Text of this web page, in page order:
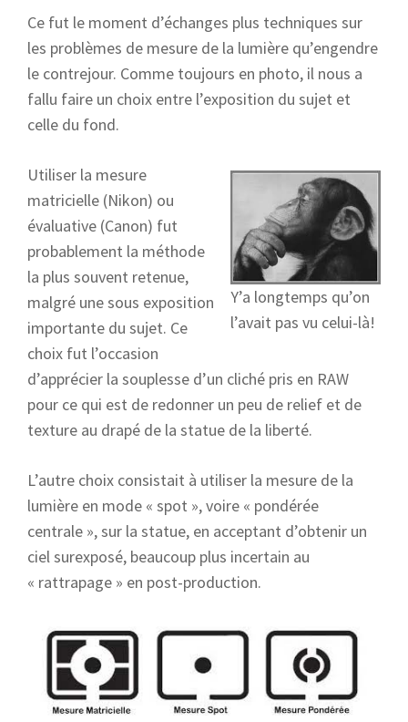
Ce fut le moment d’échanges plus techniques sur
les problèmes de mesure de la lumière qu’engendre
le contrejour. Comme toujours en photo, il nous a
fallu faire un choix entre l’exposition du sujet et
celle du fond.
Y’a longtemps qu’on
l’avait pas vu celui-là!
Utiliser la mesure
matricielle (Nikon) ou
évaluative (Canon) fut
probablement la méthode
la plus souvent retenue,
malgré une sous exposition
importante du sujet. Ce
choix fut l’occasion
d’apprécier la souplesse d’un cliché pris en RAW
pour ce qui est de redonner un peu de relief et de
texture au drapé de la statue de la liberté.
L’autre choix consistait à utiliser la mesure de la
lumière en mode « spot », voire « pondérée
centrale », sur la statue, en acceptant d’obtenir un
ciel surexposé, beaucoup plus incertain au
« rattrapage » en post-production.